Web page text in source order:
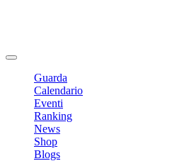
Guarda
Calendario
Eventi
Ranking
News
Shop
Blogs